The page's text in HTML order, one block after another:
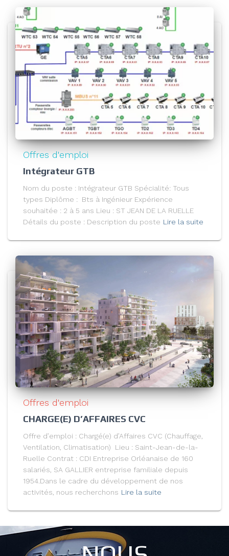
Offres d'emploi
Intégrateur GTB
Nom du poste : Intégrateur GTB Spécialité: Tous
types Diplôme : Bts à Ingénieur Expérience
souhaitée : 2 à 5 ans Lieu : ST JEAN DE LA RUELLE
Détails du poste : Description du poste Lire la suite
Offres d'emploi
CHARGE(E) D’AFFAIRES CVC
Offre d’emploi : Chargé(e) d’Affaires CVC (Chauffage,
Ventilation, Climatisation) Lieu : Saint-Jean-de-la-
Ruelle Contrat : CDI Entreprise Orléanaise de 160
salariés, SA GALLIER entreprise familiale depuis
1954.Dans le cadre du développement de nos
activités, nous recherchons Lire la suite